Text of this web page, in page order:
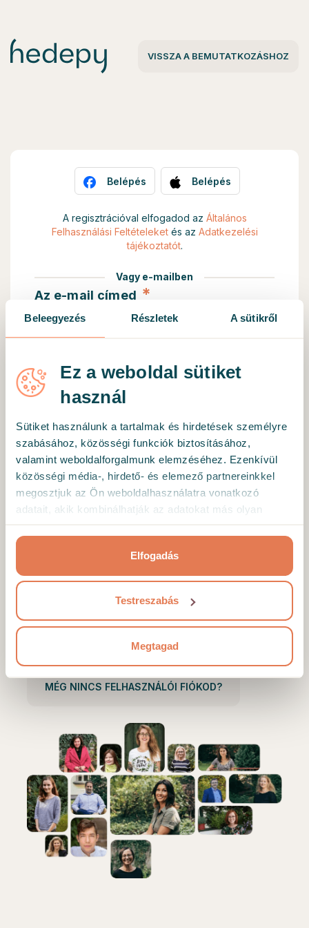
Beleegyezés Részletek A sütikről
Ez a weboldal sütiket
használ
Sütiket használunk a tartalmak és hirdetések személyre
szabásához, közösségi funkciók biztosításához,
valamint weboldalforgalmunk elemzéséhez. Ezenkívül
közösségi média-, hirdető- és elemező partnereinkkel
megosztjuk az Ön weboldalhasználatra vonatkozó
adatait, akik kombinálhatják az adatokat más olyan
Ön által használt más szolgáltatásokból gyűjtöttek.
Elfogadás
Testreszabás
Megtagad
VISSZA A BEMUTATKOZÁSHOZ
Belépés Belépés
A regisztrációval elfogadod az Általános
Felhasználási Feltételeketés az Adatkezelési
tájékoztatót.
Vagy e-mailben
Az e-mail címed *
Jelszó*
A jelszó helyreállítása
BELÉPÉS
Még nincs felhasználói fiókod?
MÉG NINCS FELHASZNÁLÓI FIÓKOD?